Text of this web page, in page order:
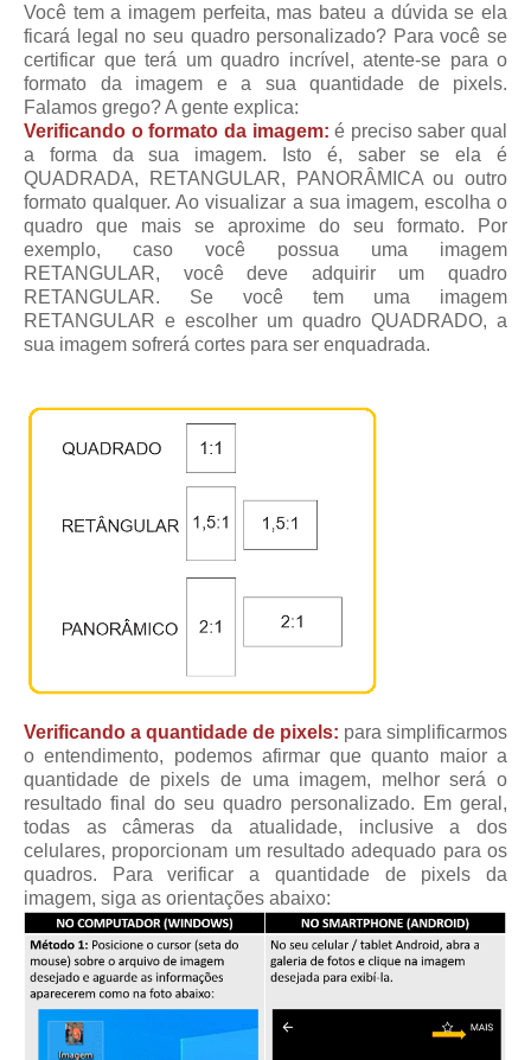
Você tem a imagem perfeita, mas bateu a dúvida se ela
ficará legal no seu quadro personalizado? Para você se
certificar que terá um quadro incrível, atente-se para o
formato da imagem e a sua quantidade de pixels.
Falamos grego? A gente explica:
Verificando o formato da imagem: é preciso saber qual
a forma da sua imagem. Isto é, saber se ela é
QUADRADA, RETANGULAR, PANORÂMICA ou outro
formato qualquer. Ao visualizar a sua imagem, escolha o
quadro que mais se aproxime do seu formato. Por
exemplo, caso você possua uma imagem
RETANGULAR, você deve adquirir um quadro
RETANGULAR. Se você tem uma imagem
RETANGULAR e escolher um quadro QUADRADO, a
sua imagem sofrerá cortes para ser enquadrada.
Verificando a quantidade de pixels: para simplificarmos
o entendimento, podemos afirmar que quanto maior a
quantidade de pixels de uma imagem, melhor será o
resultado final do seu quadro personalizado. Em geral,
todas as câmeras da atualidade, inclusive a dos
celulares, proporcionam um resultado adequado para os
quadros. Para verificar a quantidade de pixels da
imagem, siga as orientações abaixo: